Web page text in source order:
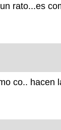
rato...es
co.. hacen